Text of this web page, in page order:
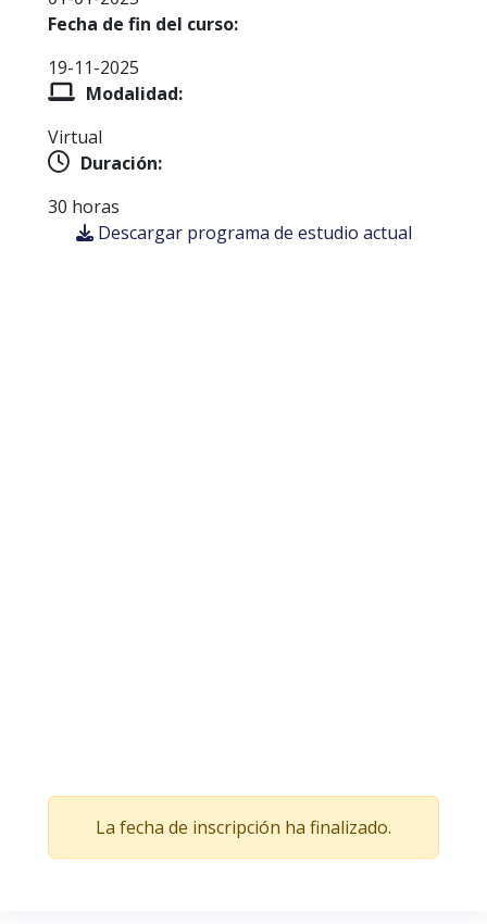
Fecha de fin del curso:
19-11-2025
Modalidad:
Virtual
Duración:
30 horas
Descargar programa de estudio actual
La fecha de inscripción ha finalizado.